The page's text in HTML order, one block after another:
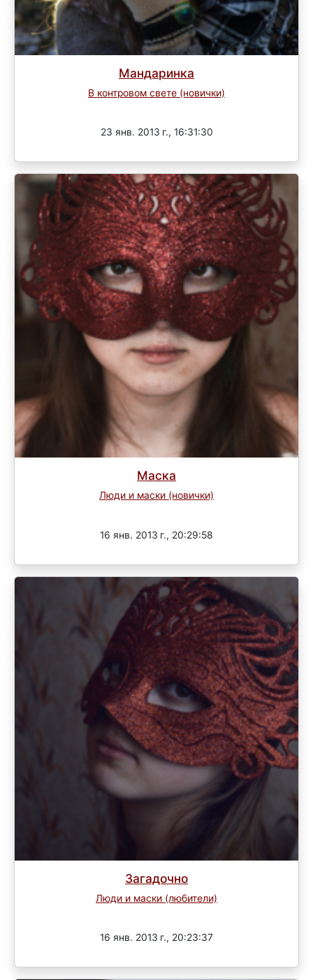
Мандаринка
В контровом свете (новички)
23 янв. 2013 г., 16:31:30
Маска
Люди и маски (новички)
16 янв. 2013 г., 20:29:58
Загадочно
Люди и маски (любители)
16 янв. 2013 г., 20:23:37